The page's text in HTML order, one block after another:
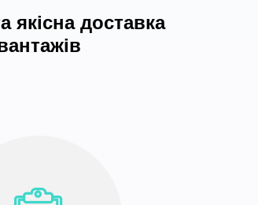
якісна доставка